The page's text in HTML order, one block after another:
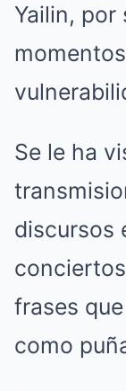
Yailin, por
Se le ha
discursos
frases
como